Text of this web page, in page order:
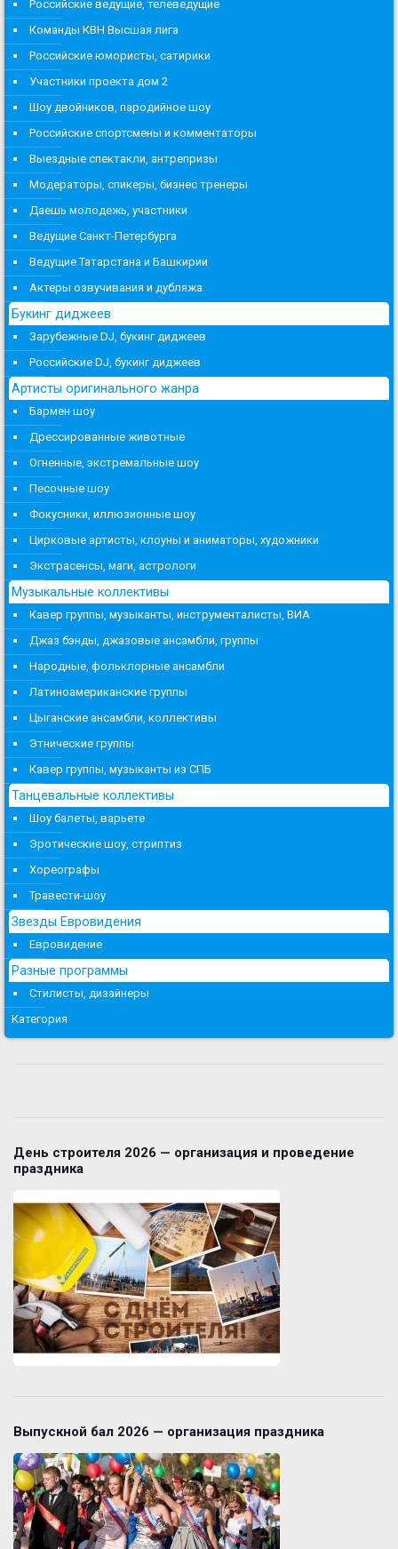
Российские ведущие, телеведущие
Команды КВН Высшая лига
Российские юмористы, сатирики
Участники проекта дом 2
Шоу двойников, пародийное шоу
Российские спортсмены и комментаторы
Выездные спектакли, антрепризы
Модераторы, спикеры, бизнес тренеры
Даешь молодежь, участники
Ведущие Санкт-Петербурга
Ведущие Татарстана и Башкирии
Актеры озвучивания и дубляжа
Букинг диджеев
Зарубежные DJ, букинг диджеев
Российские DJ, букинг диджеев
Артисты оригинального жанра
Бармен шоу
Дрессированные животные
Огненные, экстремальные шоу
Песочные шоу
Фокусники, иллюзионные шоу
Цирковые артисты, клоуны и аниматоры, художники
Экстрасенсы, маги, астрологи
Музыкальные коллективы
Кавер группы, музыканты, инструменталисты, ВИА
Джаз бэнды, джазовые ансамбли, группы
Народные, фольклорные ансамбли
Латиноамериканские группы
Цыганские ансамбли, коллективы
Этнические группы
Кавер группы, музыканты из СПБ
Танцевальные коллективы
Шоу балеты, варьете
Эротические шоу, стриптиз
Хореографы
Травести-шоу
Звезды Евровидения
Евровидение
Разные программы
Стилисты, дизайнеры
Категория
День строителя 2026 — организация и проведение
праздника
Выпускной бал 2026 — организация праздника